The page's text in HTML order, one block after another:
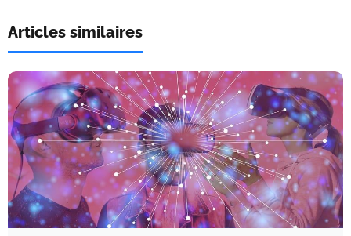
Articles similaires